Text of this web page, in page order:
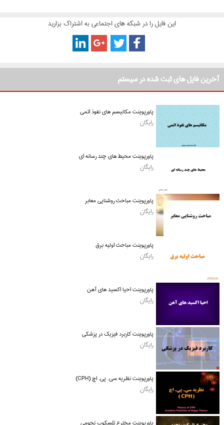
این فایل را در شبکه های اجتماعی به اشتراک بزارید
آخرین فایل های ثبت شده در سیستم
پاورپوینت مکانیسم های نفوذ اتمی
رایگان
پاورپوینت محیط های چند رسانه ای
رایگان
پاورپوینت مباحث روشنایی معابر
رایگان
پاورپوینت مباحث اولیه برق
رایگان
پاورپوینت احیا اکسید های آهن
رایگان
پاورپوینت کاربرد فیزیک در پزشکی
رایگان
پاورپوینت نظریه سی. پی. اچ (CPH)
رایگان